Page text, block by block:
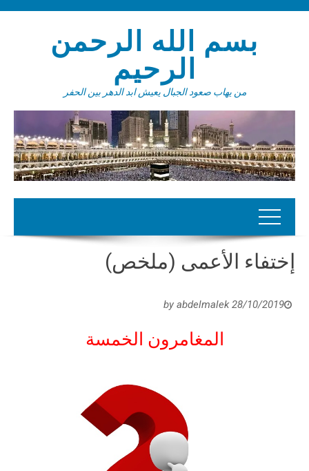
بسم الله الرحمن
الرحيم
من يهاب صعود الجبال يعيش ابد الدهر بين الحفر
إختفاء الأعمى (ملخص)
28/10/2019
by
abdelmalek
المغامرون الخمسة